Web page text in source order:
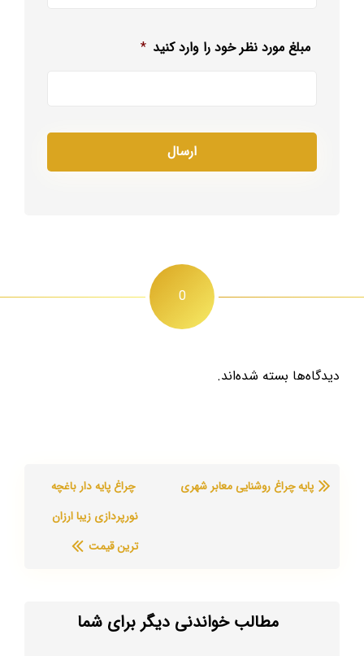
مبلغ مورد نظر خود را وارد کنید *
0
دیدگاه‌ها بسته شده‌اند.
پایه چراغ روشنایی معابر شهری
چراغ پایه دار باغچه
نورپردازی زیبا ارزان
ترین قیمت
مطالب خواندنی دیگر برای شما